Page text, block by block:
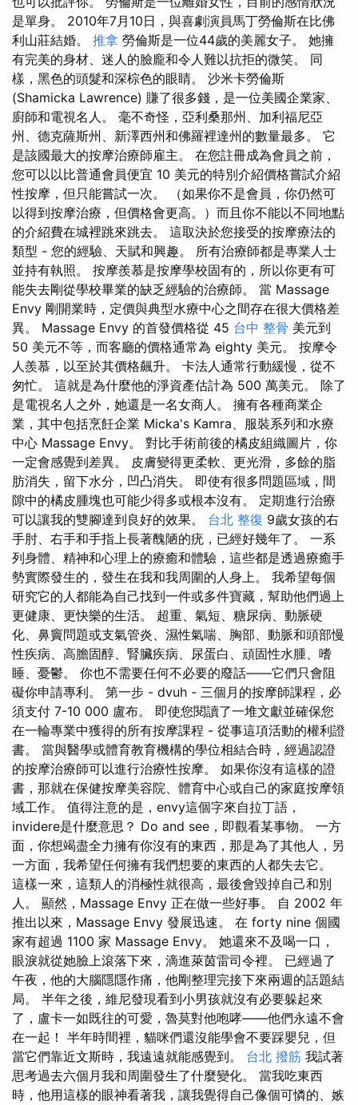
是單身。 2010年7月10日，與喜劇演員馬丁勞倫斯在比佛
利山莊結婚。 推拿 勞倫斯是一位44歲的美麗女子。 她擁
有完美的身材、迷人的臉龐和令人難以抗拒的微笑。 同
樣，黑色的頭髮和深棕色的眼睛。 沙米卡勞倫斯
(Shamicka Lawrence) 賺了很多錢，是一位美國企業家、
廚師和電視名人。 毫不奇怪，亞利桑那州、加利福尼亞
州、德克薩斯州、新澤西州和佛羅裡達州的數量最多。 它
是該國最大的按摩治療師雇主。 在您註冊成為會員之前，
您可以以比普通會員便宜 10 美元的特別介紹價格嘗試介紹
性按摩，但只能嘗試一次。 （如果你不是會員，你仍然可
以得到按摩治療，但價格會更高。）而且你不能以不同地點
的介紹費在城裡跳來跳去。 這取決於您接受的按摩療法的
類型 - 您的經驗、天賦和興趣。 所有治療師都是專業人士
並持有執照。 按摩羨慕是按摩學校固有的，所以你更有可
能失去剛從學校畢業的缺乏經驗的治療師。 當 Massage
Envy 剛開業時，定價與典型水療中心之間存在很大價格差
異。 Massage Envy 的首發價格從 45 台中 整骨 美元到
50 美元不等，而客廳的價格通常為 eighty 美元。 按摩令
人羨慕，以至於其價格飆升。 卡法人通常行動緩慢，從不
匆忙。 這就是為什麼他的淨資產估計為 500 萬美元。 除了
是電視名人之外，她還是一名女商人。 擁有各種商業企
業，其中包括烹飪企業 Micka's Kamra、服裝系列和水療
中心 Massage Envy。 對比手術前後的橘皮組織圖片，你
一定會感覺到差異。 皮膚變得更柔軟、更光滑，多餘的脂
肪消失，留下水分，凹凸消失。 即使有很多問題區域，間
隙中的橘皮腫塊也可能少得多或根本沒有。 定期進行治療
可以讓我的雙腳達到良好的效果。 台北 整復 9歲女孩的右
手肘、右手和手指上長著醜陋的疣，已經好幾年了。 一系
列身體、精神和心理上的療癒和體驗，這些都是透過療癒手
勢實際發生的，發生在我和我周圍的人身上。 我希望每個
研究它的人都能為自己找到一件或多件寶藏，幫助他們過上
更健康、更快樂的生活。 超重、氣短、糖尿病、動脈硬
化、鼻竇問題或支氣管炎、濕性氣喘、胸部、動脈和頭部慢
性疾病、高膽固醇、腎臟疾病、尿蛋白、頑固性水腫、嗜
睡、憂鬱。 你也不需要任何不必要的廢話——它們只會阻
礙你申請專利。 第一步 - dvuh - 三個月的按摩師課程，必
須支付 7-10 000 盧布。 即使您閱讀了一堆文獻並確保您
在一輪專業中獲得的所有按摩課程 - 從事這項活動的權利證
書。 當與醫學或體育教育機構的學位相結合時，經過認證
的按摩治療師可以進行治療性按摩。 如果你沒有這樣的證
書，那就在保健按摩美容院、體育中心或自己的家庭按摩領
域工作。 值得注意的是，envy這個字來自拉丁語，
invidere是什麼意思？ Do and see，即觀看某事物。 一方
面，你想竭盡全力擁有你沒有的東西，那是為了其他人，另
一方面，我希望任何擁有我們想要的東西的人都失去它。
這樣一來，這類人的消極性就很高，最後會毀掉自己和別
人。 顯然，Massage Envy 正在做一些好事。 自 2002 年
推出以來，Massage Envy 發展迅速。 在 forty nine 個國
家有超過 1100 家 Massage Envy。 她還來不及喝一口，
眼淚就從她臉上滾落下來，滴進萊茵雷司令裡。 已經過了
午夜，他的大腦隱隱作痛，他剛整理完接下來兩週的話題結
局。 半年之後，維尼發現看到小男孩就沒有必要躲起來
了，盧卡一如既往的可愛，魯莫對他咆哮——他們永遠不會
在一起！ 半年時間裡，貓咪們還沒能學會不要踩嬰兒，但
當它們靠近文斯時，我遠遠就能感覺到。 台北 撥筋 我試著
思考過去六個月我和周圍發生了什麼變化。 當我吃東西
時，他用這樣的眼神看著我，讓我覺得自己像個可憐的、嫉